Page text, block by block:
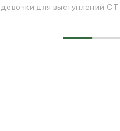
для выступлений